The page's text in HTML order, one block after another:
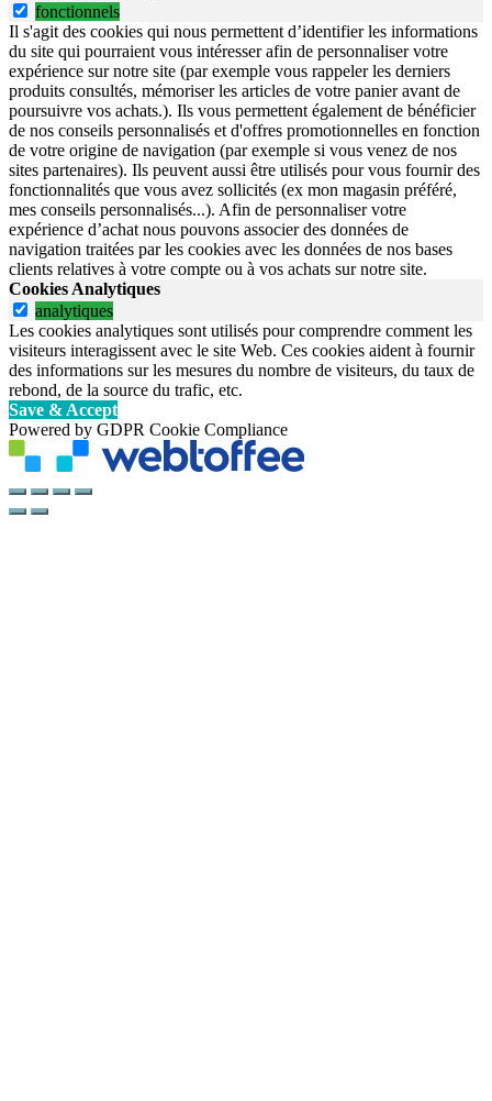
fonctionnels
Il s'agit des cookies qui nous permettent d’identifier les informations
du site qui pourraient vous intéresser afin de personnaliser votre
expérience sur notre site (par exemple vous rappeler les derniers
produits consultés, mémoriser les articles de votre panier avant de
poursuivre vos achats.). Ils vous permettent également de bénéficier
de nos conseils personnalisés et d'offres promotionnelles en fonction
de votre origine de navigation (par exemple si vous venez de nos
sites partenaires). Ils peuvent aussi être utilisés pour vous fournir des
fonctionnalités que vous avez sollicités (ex mon magasin préféré,
mes conseils personnalisés...). Afin de personnaliser votre
expérience d’achat nous pouvons associer des données de
navigation traitées par les cookies avec les données de nos bases
clients relatives à votre compte ou à vos achats sur notre site.
Cookies Analytiques
analytiques
Les cookies analytiques sont utilisés pour comprendre comment les
visiteurs interagissent avec le site Web. Ces cookies aident à fournir
des informations sur les mesures du nombre de visiteurs, du taux de
rebond, de la source du trafic, etc.
Save & Accept
Powered by GDPR Cookie Compliance